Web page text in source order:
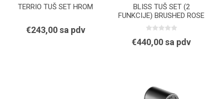
TERRIO TUŠ SET HROM
€243,00 sa pdv
BLISS TUŠ SET (2
FUNKCIJE) BRUSHED ROSE
GOLD
€440,00 sa pdv